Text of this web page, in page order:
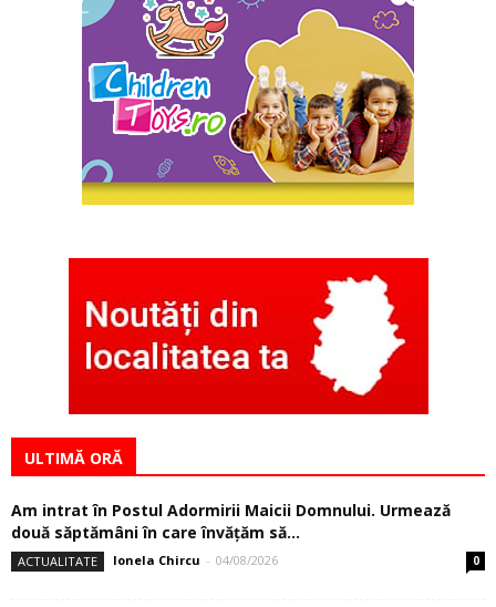
ULTIMĂ ORĂ
Am intrat în Postul Adormirii Maicii Domnului. Urmează
două săptămâni în care învăţăm să...
ACTUALITATE Ionela Chircu - 04/08/2026 0